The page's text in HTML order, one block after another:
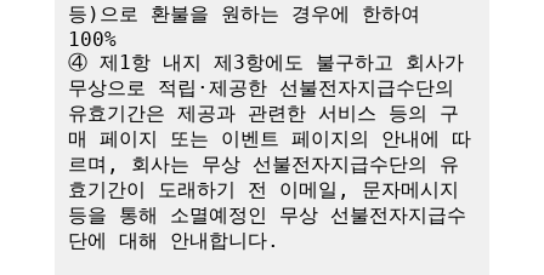
등)으로 환불을 원하는 경우에 한하여
100%
④ 제1항 내지 제3항에도 불구하고 회사가
무상으로 적립·제공한 선불전자지급수단의
유효기간은 제공과 관련한 서비스 등의 구
매 페이지 또는 이벤트 페이지의 안내에 따
르며, 회사는 무상 선불전자지급수단의 유
효기간이 도래하기 전 이메일, 문자메시지
등을 통해 소멸예정인 무상 선불전자지급수
단에 대해 안내합니다.